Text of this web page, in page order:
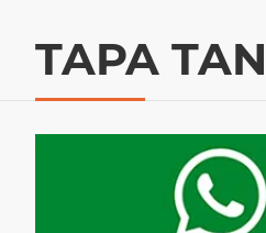
TAPA
e